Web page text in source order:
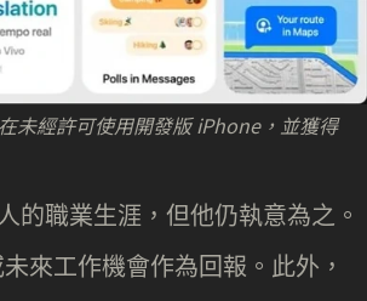
未經許可使用開發版 iPhone，並獲得
職業生涯，但他仍執意為之。
來工作機會作為回報。此外，